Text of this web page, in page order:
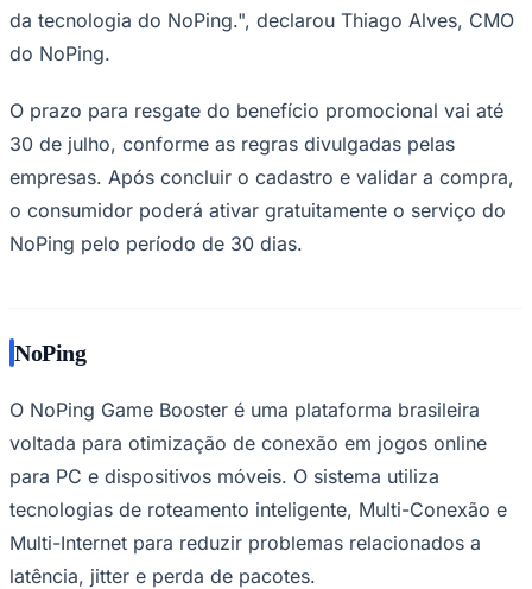
São Paulo
da tecnologia do NoPing.", declarou Thiago Alves, CMO
do NoPing.
O prazo para resgate do benefício promocional vai até
30 de julho, conforme as regras divulgadas pelas
empresas. Após concluir o cadastro e validar a compra,
o consumidor poderá ativar gratuitamente o serviço do
NoPing pelo período de 30 dias.
NoPing
O NoPing Game Booster é uma plataforma brasileira
voltada para otimização de conexão em jogos online
para PC e dispositivos móveis. O sistema utiliza
tecnologias de roteamento inteligente, Multi-Conexão e
Multi-Internet para reduzir problemas relacionados a
latência, jitter e perda de pacotes.